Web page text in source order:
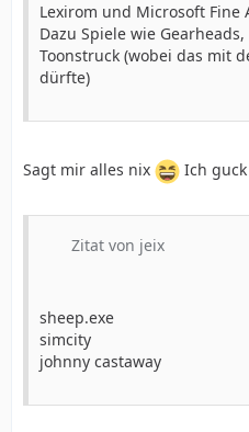
Lexirom und Microsoft Fine
Dazu Spiele wie
Toonstruck (wobei das mit
dürfte)
Sagt mir alles nix Ich
Zitat von jeix
sheep.exe
simcity
johnny castaway